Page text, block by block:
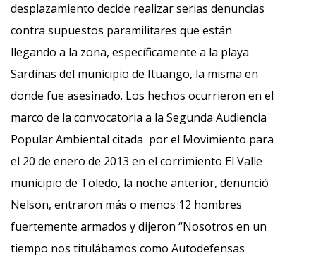
desplazamiento decide realizar serias denuncias
contra supuestos paramilitares que están
llegando a la zona, específicamente a la playa
Sardinas del municipio de Ituango, la misma en
donde fue asesinado. Los hechos ocurrieron en el
marco de la convocatoria a la Segunda Audiencia
Popular Ambiental citada por el Movimiento para
el 20 de enero de 2013 en el corrimiento El Valle
municipio de Toledo, la noche anterior, denunció
Nelson, entraron más o menos 12 hombres
fuertemente armados y dijeron “Nosotros en un
tiempo nos titulábamos como Autodefensas